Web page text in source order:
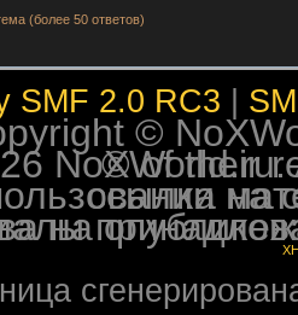
(более 50 ответов)
SMF 2.0 RC3
©
© 2009-2026 NoXWorld.ru. All
При использовании
на форуме